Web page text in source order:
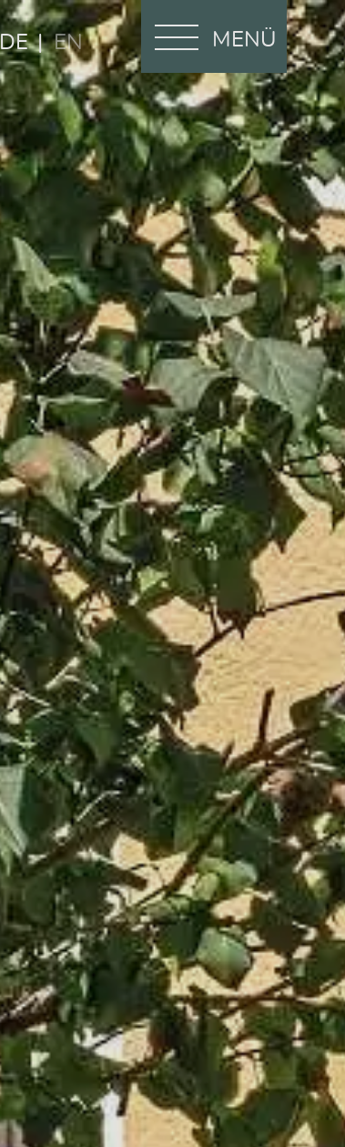
DE EN MENÜ